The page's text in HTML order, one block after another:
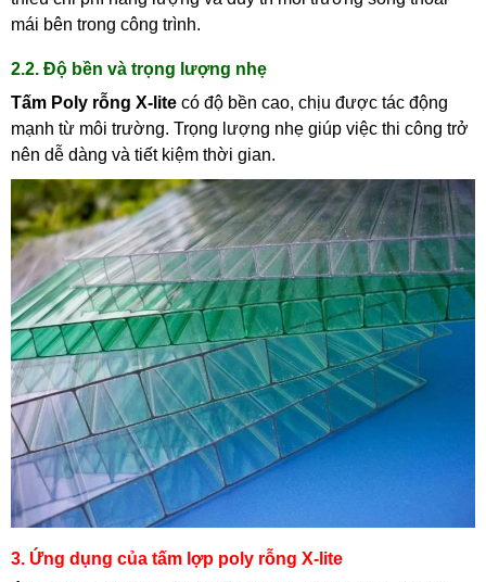
mái bên trong công trình.
2.2. Độ bền và trọng lượng nhẹ
Tấm Poly rỗng X-lite có độ bền cao, chịu được tác động
mạnh từ môi trường. Trọng lượng nhẹ giúp việc thi công trở
nên dễ dàng và tiết kiệm thời gian.
3. Ứng dụng của tấm lợp poly rỗng X-lite